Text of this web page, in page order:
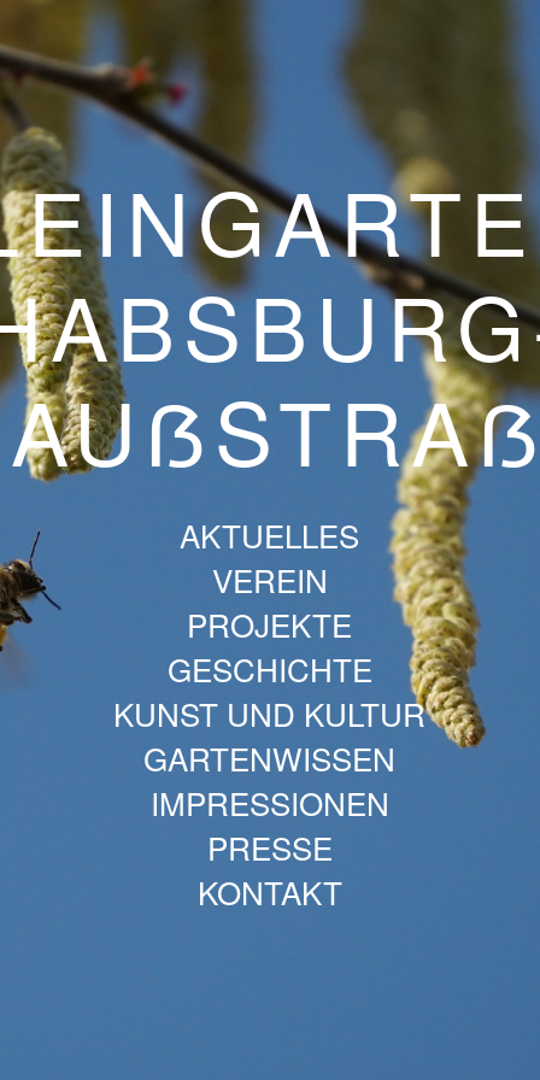
AKTUELLES
VEREIN
PROJEKTE
GESCHICHTE
KUNST UND KULTUR
GARTENWISSEN
IMPRESSIONEN
PRESSE
KONTAKT